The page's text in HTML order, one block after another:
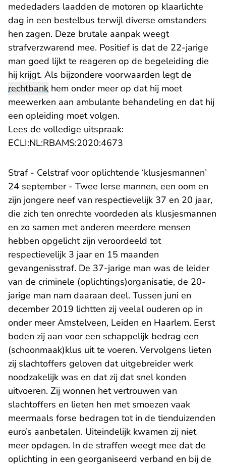
mededaders laadden de motoren op klaarlichte
dag in een bestelbus terwijl diverse omstanders
hen zagen. Deze brutale aanpak weegt
strafverzwarend mee. Positief is dat de 22-jarige
man goed lijkt te reageren op de begeleiding die
hij krijgt. Als bijzondere voorwaarden legt de
rechtbank hem onder meer op dat hij moet
meewerken aan ambulante behandeling en dat hij
een opleiding moet volgen.
Lees de volledige uitspraak:
ECLI:NL:RBAMS:2020:4673
Straf - Celstraf voor oplichtende ‘klusjesmannen’
24 september - Twee Ierse mannen, een oom en
zijn jongere neef van respectievelijk 37 en 20 jaar,
die zich ten onrechte voordeden als klusjesmannen
en zo samen met anderen meerdere mensen
hebben opgelicht zijn veroordeeld tot
respectievelijk 3 jaar en 15 maanden
gevangenisstraf. De 37-jarige man was de leider
van de criminele (oplichtings)organisatie, de 20-
jarige man nam daaraan deel. Tussen juni en
december 2019 lichtten zij veelal ouderen op in
onder meer Amstelveen, Leiden en Haarlem. Eerst
boden zij aan voor een schappelijk bedrag een
(schoonmaak)klus uit te voeren. Vervolgens lieten
zij slachtoffers geloven dat uitgebreider werk
noodzakelijk was en dat zij dat snel konden
uitvoeren. Zij wonnen het vertrouwen van
slachtoffers en lieten hen met smoezen vaak
meermaals forse bedragen tot in de tienduizenden
euro’s aanbetalen. Uiteindelijk kwamen zij niet
meer opdagen. In de straffen weegt mee dat de
oplichting in een georganiseerd verband en bij de